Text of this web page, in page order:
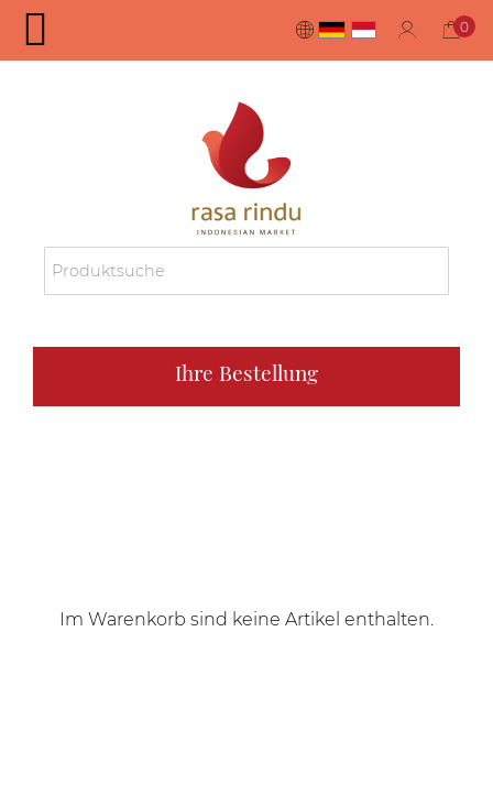
0
Ihre Bestellung
Im Warenkorb sind keine Artikel enthalten.